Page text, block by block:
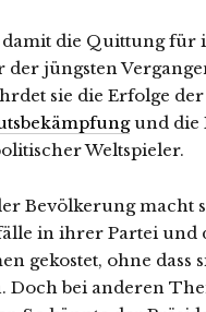
die Quittung für
jüngsten
sie die Erfolge
und die
Weltspieler.
Bevölkerung macht
in ihrer Partei und
gekostet, ohne dass
bei anderen